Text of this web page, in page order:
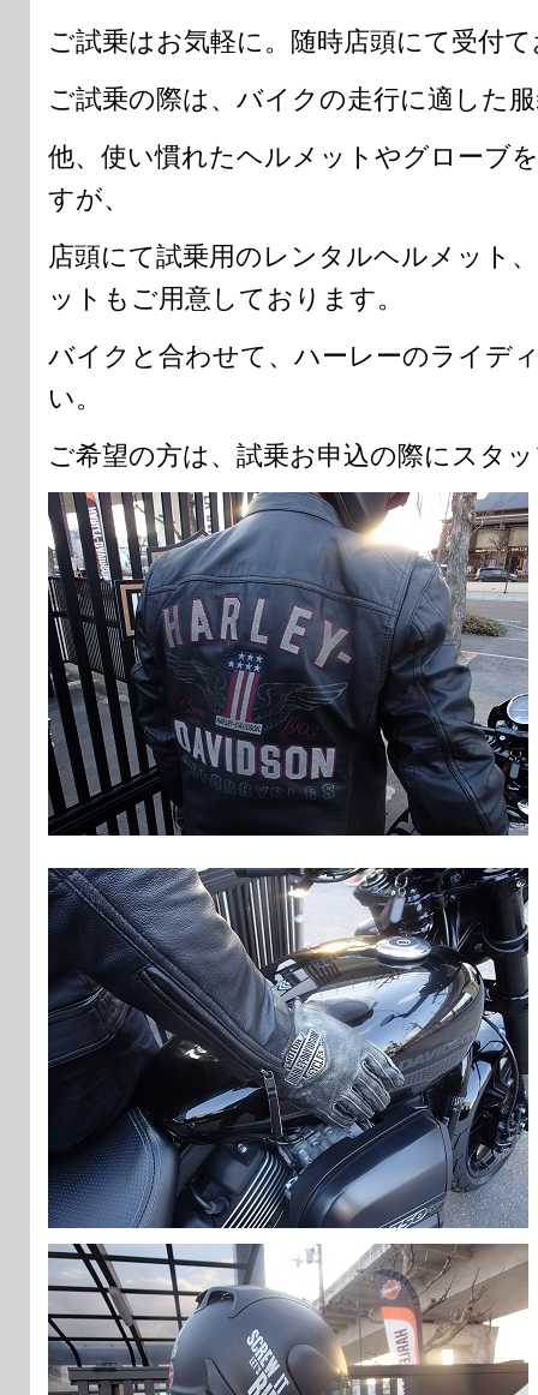
ご試乗はお気軽に。随時店頭にて受付
ご試乗の際は、バイクの走行に適した
他、使い慣れたヘルメットやグローブ
すが、
店頭にて試乗用のレンタルヘルメット
ットもご用意しております。
バイクと合わせて、ハーレーのライデ
い。
ご希望の方は、試乗お申込の際にスタ